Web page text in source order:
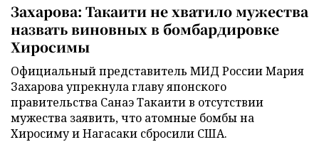
Захарова: Такаити не хватило мужества
назвать виновных в бомбардировке
Хиросимы
Официальный представитель МИД России Мария
Захарова упрекнула главу японского
правительства Санаэ Такаити в отсутствии
мужества заявить, что атомные бомбы на
Хиросиму и Нагасаки сбросили США.